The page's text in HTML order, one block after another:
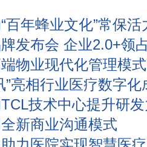
百年蜂业文化”常保活
发布会 企业2.0+领
物业现代化管理模式
”亮相行业医疗数字
技术中心提升研
新商业沟通模式